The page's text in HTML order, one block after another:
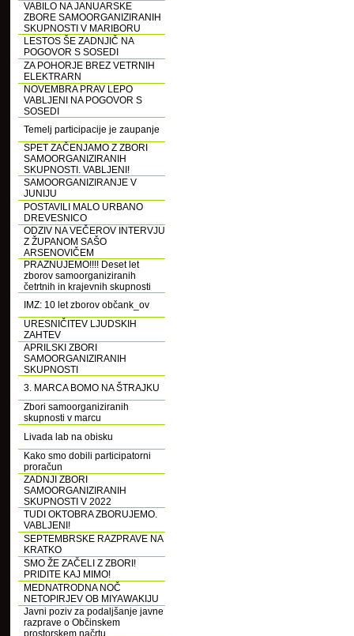
VABILO NA JANUARSKE
ZBORE SAMOORGANIZIRANIH
SKUPNOSTI V MARIBORU
LESTOS ŠE ZADNJIČ NA
POGOVOR S SOSEDI
ZA POHORJE BREZ VETRNIH
ELEKTRARN
NOVEMBRA PRAV LEPO
VABLJENI NA POGOVOR S
SOSEDI
Temelj participacije je zaupanje
SPET ZAČENJAMO Z ZBORI
SAMOORGANIZIRANIH
SKUPNOSTI. VABLJENI!
SAMOORGANIZIRANJE V
JUNIJU
POSTAVILI MALO URBANO
DREVESNICO
ODZIV NA VEČEROV INTERVJU
Z ŽUPANOM SAŠO
ARSENOVIČEM
PRAZNUJEMO!!!! Deset let
zborov samoorganiziranih
četrtnih in krajevnih skupnosti
IMZ: 10 let zborov občank_ov
URESNIČITEV LJUDSKIH
ZAHTEV
APRILSKI ZBORI
SAMOORGANIZIRANIH
SKUPNOSTI
3. MARCA BOMO NA ŠTRAJKU
Zbori samoorganiziranih
skupnosti v marcu
Livada lab na obisku
Kako smo dobili participatorni
proračun
ZADNJI ZBORI
SAMOORGANIZIRANIH
SKUPNOSTI V 2022
TUDI OKTOBRA ZBORUJEMO.
VABLJENI!
SEPTEMBRSKE RAZPRAVE NA
KRATKO
SMO ŽE ZAČELI Z ZBORI!
PRIDITE KAJ MIMO!
MEDNATRODNA NOČ
NETOPIRJEV OB MIYAWAKIJU
Javni poziv za podaljšanje javne
razprave o Občinskem
prostorskem načrtu